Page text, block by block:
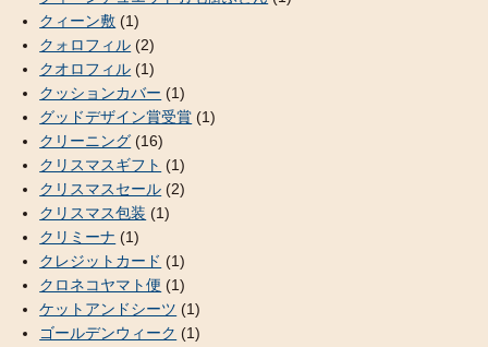
クィーン敷 (1)
クォロフィル (2)
クオロフィル (1)
クッションカバー (1)
グッドデザイン賞受賞 (1)
クリーニング (16)
クリスマスギフト (1)
クリスマスセール (2)
クリスマス包装 (1)
クリミーナ (1)
クレジットカード (1)
クロネコヤマト便 (1)
ケットアンドシーツ (1)
ゴールデンウィーク (1)